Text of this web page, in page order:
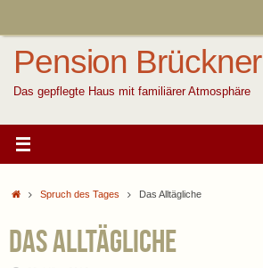
Pension Brückner
Das gepflegte Haus mit familiärer Atmosphäre
StartSpruch des Tages Das Alltägliche
Das Alltägliche